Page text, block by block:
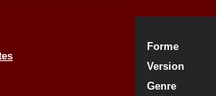
Forme
Version
Genre